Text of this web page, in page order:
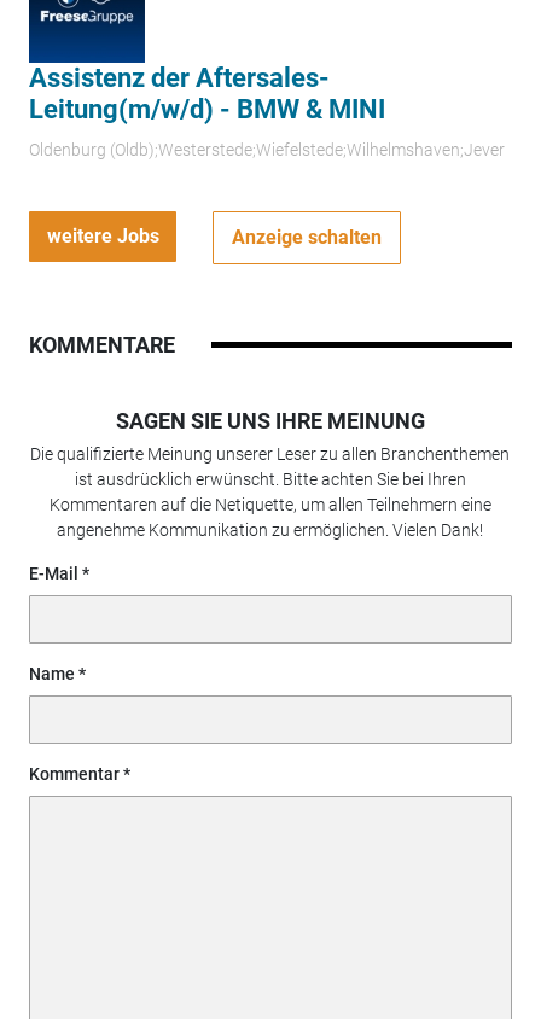
Assistenz der Aftersales-
Leitung(m/w/d) - BMW & MINI
Oldenburg (Oldb);Westerstede;Wiefelstede;Wilhelmshaven;Jever
weitere Jobs Anzeige schalten
KOMMENTARE
SAGEN SIE UNS IHRE MEINUNG
Die qualifizierte Meinung unserer Leser zu allen Branchenthemen
ist ausdrücklich erwünscht. Bitte achten Sie bei Ihren
Kommentaren auf die Netiquette, um allen Teilnehmern eine
angenehme Kommunikation zu ermöglichen. Vielen Dank!
E-Mail
Name
Kommentar